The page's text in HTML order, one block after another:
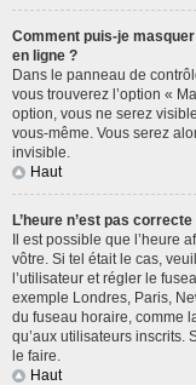
Comment puis-je
en ligne ?
Dans le panneau de
vous trouverez l’option «
option, vous ne serez
vous-même. Vous serez
invisible.
Haut
L’heure n’est pas correcte
Il est possible que l’heure
vôtre. Si tel était le cas,
l’utilisateur et régler le
exemple Londres, Paris,
du fuseau horaire, comme
qu’aux utilisateurs inscrits.
le faire.
Haut